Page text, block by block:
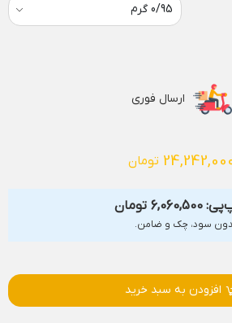
ارسال فوری
تومان
6,060,500 تومان
افزودن به سبد خرید